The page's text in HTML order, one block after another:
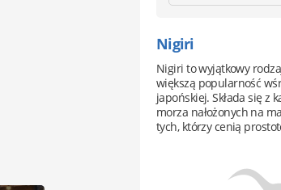
Nigiri
Nigiri to wyjątkowy
większą popularność
japońskiej. Składa się z
morza nałożonych na
tych, którzy cenią